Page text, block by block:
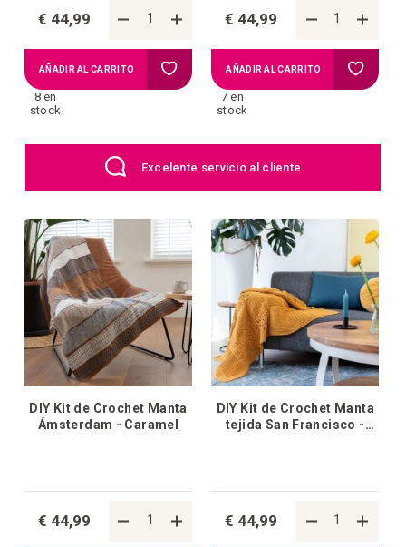
€ 44,99
8 en
stock
AÑADIR AL CARRITO Añadir
lista
de
deseos
€ 44,99
7 en
stock
AÑADIR AL CARRITO Añadir
lista
de
deseos
Excelente servicio al cliente
DIY Kit de Crochet Manta
Ámsterdam - Caramel
€ 44,99
DIY Kit de Crochet Manta
tejida San Francisco -
€ 44,99